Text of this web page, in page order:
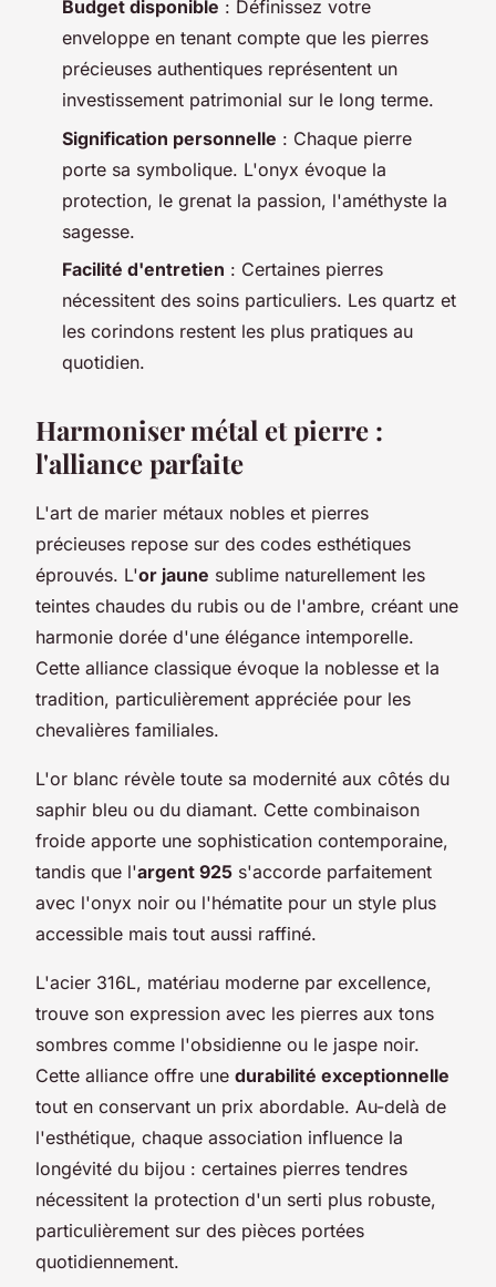
Budget disponible : Définissez votre
enveloppe en tenant compte que les pierres
précieuses authentiques représentent un
investissement patrimonial sur le long terme.
Signification personnelle : Chaque pierre
porte sa symbolique. L'onyx évoque la
protection, le grenat la passion, l'améthyste la
sagesse.
Facilité d'entretien : Certaines pierres
nécessitent des soins particuliers. Les quartz et
les corindons restent les plus pratiques au
quotidien.
Harmoniser métal et pierre :
l'alliance parfaite
L'art de marier métaux nobles et pierres
précieuses repose sur des codes esthétiques
éprouvés. L'or jaune sublime naturellement les
teintes chaudes du rubis ou de l'ambre, créant une
harmonie dorée d'une élégance intemporelle.
Cette alliance classique évoque la noblesse et la
tradition, particulièrement appréciée pour les
chevalières familiales.
L'or blanc révèle toute sa modernité aux côtés du
saphir bleu ou du diamant. Cette combinaison
froide apporte une sophistication contemporaine,
tandis que l'argent 925 s'accorde parfaitement
avec l'onyx noir ou l'hématite pour un style plus
accessible mais tout aussi raffiné.
L'acier 316L, matériau moderne par excellence,
trouve son expression avec les pierres aux tons
sombres comme l'obsidienne ou le jaspe noir.
Cette alliance offre une durabilité exceptionnelle
tout en conservant un prix abordable. Au-delà de
l'esthétique, chaque association influence la
longévité du bijou : certaines pierres tendres
nécessitent la protection d'un serti plus robuste,
particulièrement sur des pièces portées
quotidiennement.